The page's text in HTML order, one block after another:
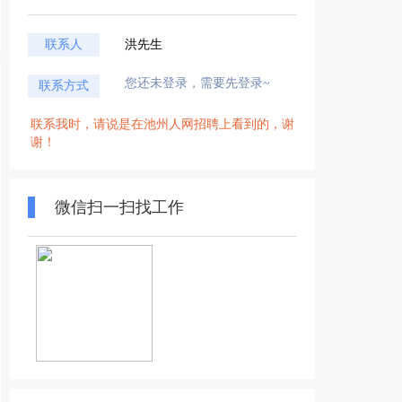
联系人 洪先生
联系方式 您还未登录，需要先登录~
联系我时，请说是在池州人网招聘上看到的，谢
谢！
微信扫一扫找工作